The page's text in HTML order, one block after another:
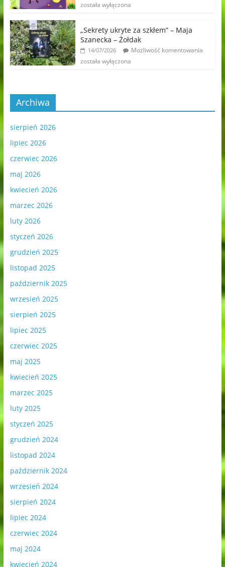
została wyłączona
„Sekrety ukryte za szkłem” – Maja
Szanecka – Żołdak
14/07/2026
Możliwość komentowania
została wyłączona
Archiwa
sierpień 2026
lipiec 2026
czerwiec 2026
maj 2026
kwiecień 2026
marzec 2026
luty 2026
styczeń 2026
grudzień 2025
listopad 2025
październik 2025
wrzesień 2025
sierpień 2025
lipiec 2025
czerwiec 2025
maj 2025
kwiecień 2025
marzec 2025
luty 2025
styczeń 2025
grudzień 2024
listopad 2024
październik 2024
wrzesień 2024
sierpień 2024
lipiec 2024
czerwiec 2024
maj 2024
kwiecień 2024